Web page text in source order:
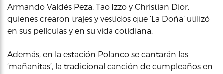
Armando Valdés Peza, Tao Izzo y Christian Dior,
quienes crearon trajes y vestidos que ‘La Doña’ utilizó
en sus películas y en su vida cotidiana.
Además, en la estación Polanco se cantarán las
‘mañanitas’, la tradicional canción de cumpleaños en